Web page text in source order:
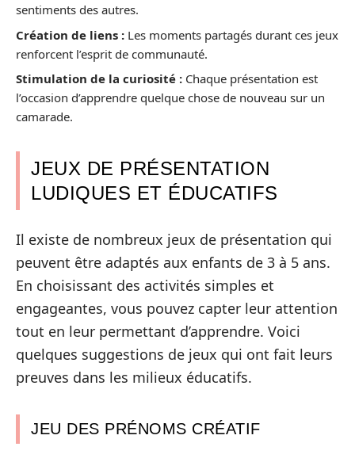
sentiments des autres.
Création de liens : Les moments partagés durant ces jeux
renforcent l’esprit de communauté.
Stimulation de la curiosité : Chaque présentation est
l’occasion d’apprendre quelque chose de nouveau sur un
camarade.
JEUX DE PRÉSENTATION
LUDIQUES ET ÉDUCATIFS
Il existe de nombreux jeux de présentation qui
peuvent être adaptés aux enfants de 3 à 5 ans.
En choisissant des activités simples et
engageantes, vous pouvez capter leur attention
tout en leur permettant d’apprendre. Voici
quelques suggestions de jeux qui ont fait leurs
preuves dans les milieux éducatifs.
JEU DES PRÉNOMS CRÉATIF